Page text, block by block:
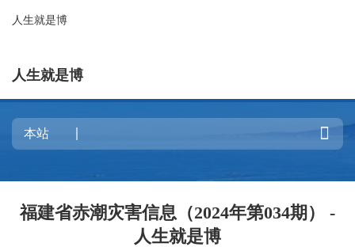
人生就是博
人生就是博

福建省赤潮灾害信息（2024年第034期） -
人生就是博